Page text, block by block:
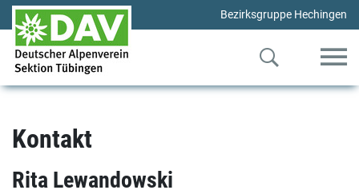
Bezirksgruppe Hechingen
Kontakt
Rita Lewandowski